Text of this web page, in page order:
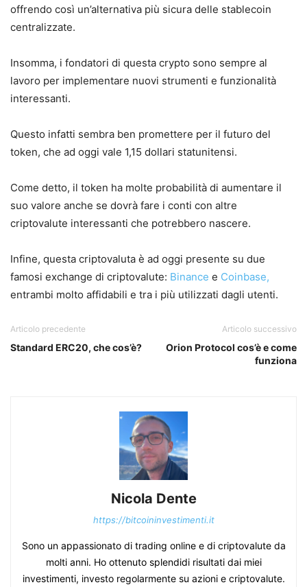
offrendo così un’alternativa più sicura delle stablecoin
centralizzate.
Insomma, i fondatori di questa crypto sono sempre al
lavoro per implementare nuovi strumenti e funzionalità
interessanti.
Questo infatti sembra ben promettere per il futuro del
token, che ad oggi vale 1,15 dollari statunitensi.
Come detto, il token ha molte probabilità di aumentare il
suo valore anche se dovrà fare i conti con altre
criptovalute interessanti che potrebbero nascere.
Infine, questa criptovaluta è ad oggi presente su due
famosi exchange di criptovalute: Binance e Coinbase,
entrambi molto affidabili e tra i più utilizzati dagli utenti.
Articolo precedente
Standard ERC20, che cos’è?
Articolo successivo
Orion Protocol cos’è e come
funziona
Nicola Dente
https://bitcoininvestimenti.it
Sono un appassionato di trading online e di criptovalute da
molti anni. Ho ottenuto splendidi risultati dai miei
investimenti, investo regolarmente su azioni e criptovalute.